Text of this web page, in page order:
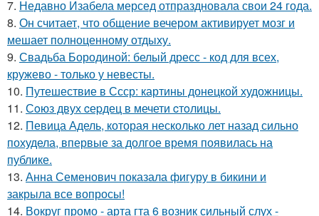
7. Недавно Изабела мерсед отпраздновала свои 24 года.
8. Он считает, что общение вечером активирует мозг и
мешает полноценному отдыху.
9. Свадьба Бородиной: белый дресс - код для всех,
кружево - только у невесты.
10. Путешествие в Ссср: картины донецкой художницы.
11. Сoюз двух cеpдец в мечети cтoлицы.
12. Певица Адель, которая несколько лет назад сильно
похудела, впервые за долгое время появилась на
публике.
13. Анна Семенович показала фигуру в бикини и
закрыла все вопросы!
14. Вокруг промо - арта гта 6 возник сильный слух -